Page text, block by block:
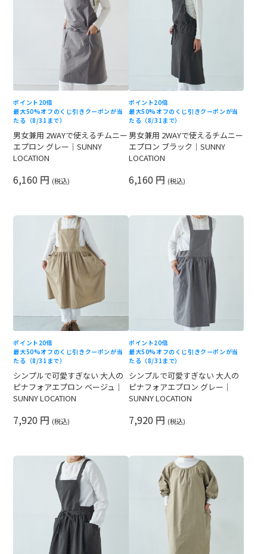
ポイント20倍
最大50%オフのくじ引きクーポンが当
たる（8/31まで）
男女兼用 2WAYで使えるチムニー
エプロン グレー｜SUNNY
LOCATION
6,160 円 (税込)
ポイント20倍
最大50%オフのくじ引きクーポンが当
たる（8/31まで）
男女兼用 2WAYで使えるチムニー
エプロン ブラック｜SUNNY
LOCATION
6,160 円 (税込)
ポイント20倍
最大50%オフのくじ引きクーポンが当
たる（8/31まで）
シンプルで可愛すぎない 大人の
ピナフォアエプロン ベージュ｜
SUNNY LOCATION
7,920 円 (税込)
ポイント20倍
最大50%オフのくじ引きクーポンが当
たる（8/31まで）
シンプルで可愛すぎない 大人の
ピナフォアエプロン グレー｜
SUNNY LOCATION
7,920 円 (税込)